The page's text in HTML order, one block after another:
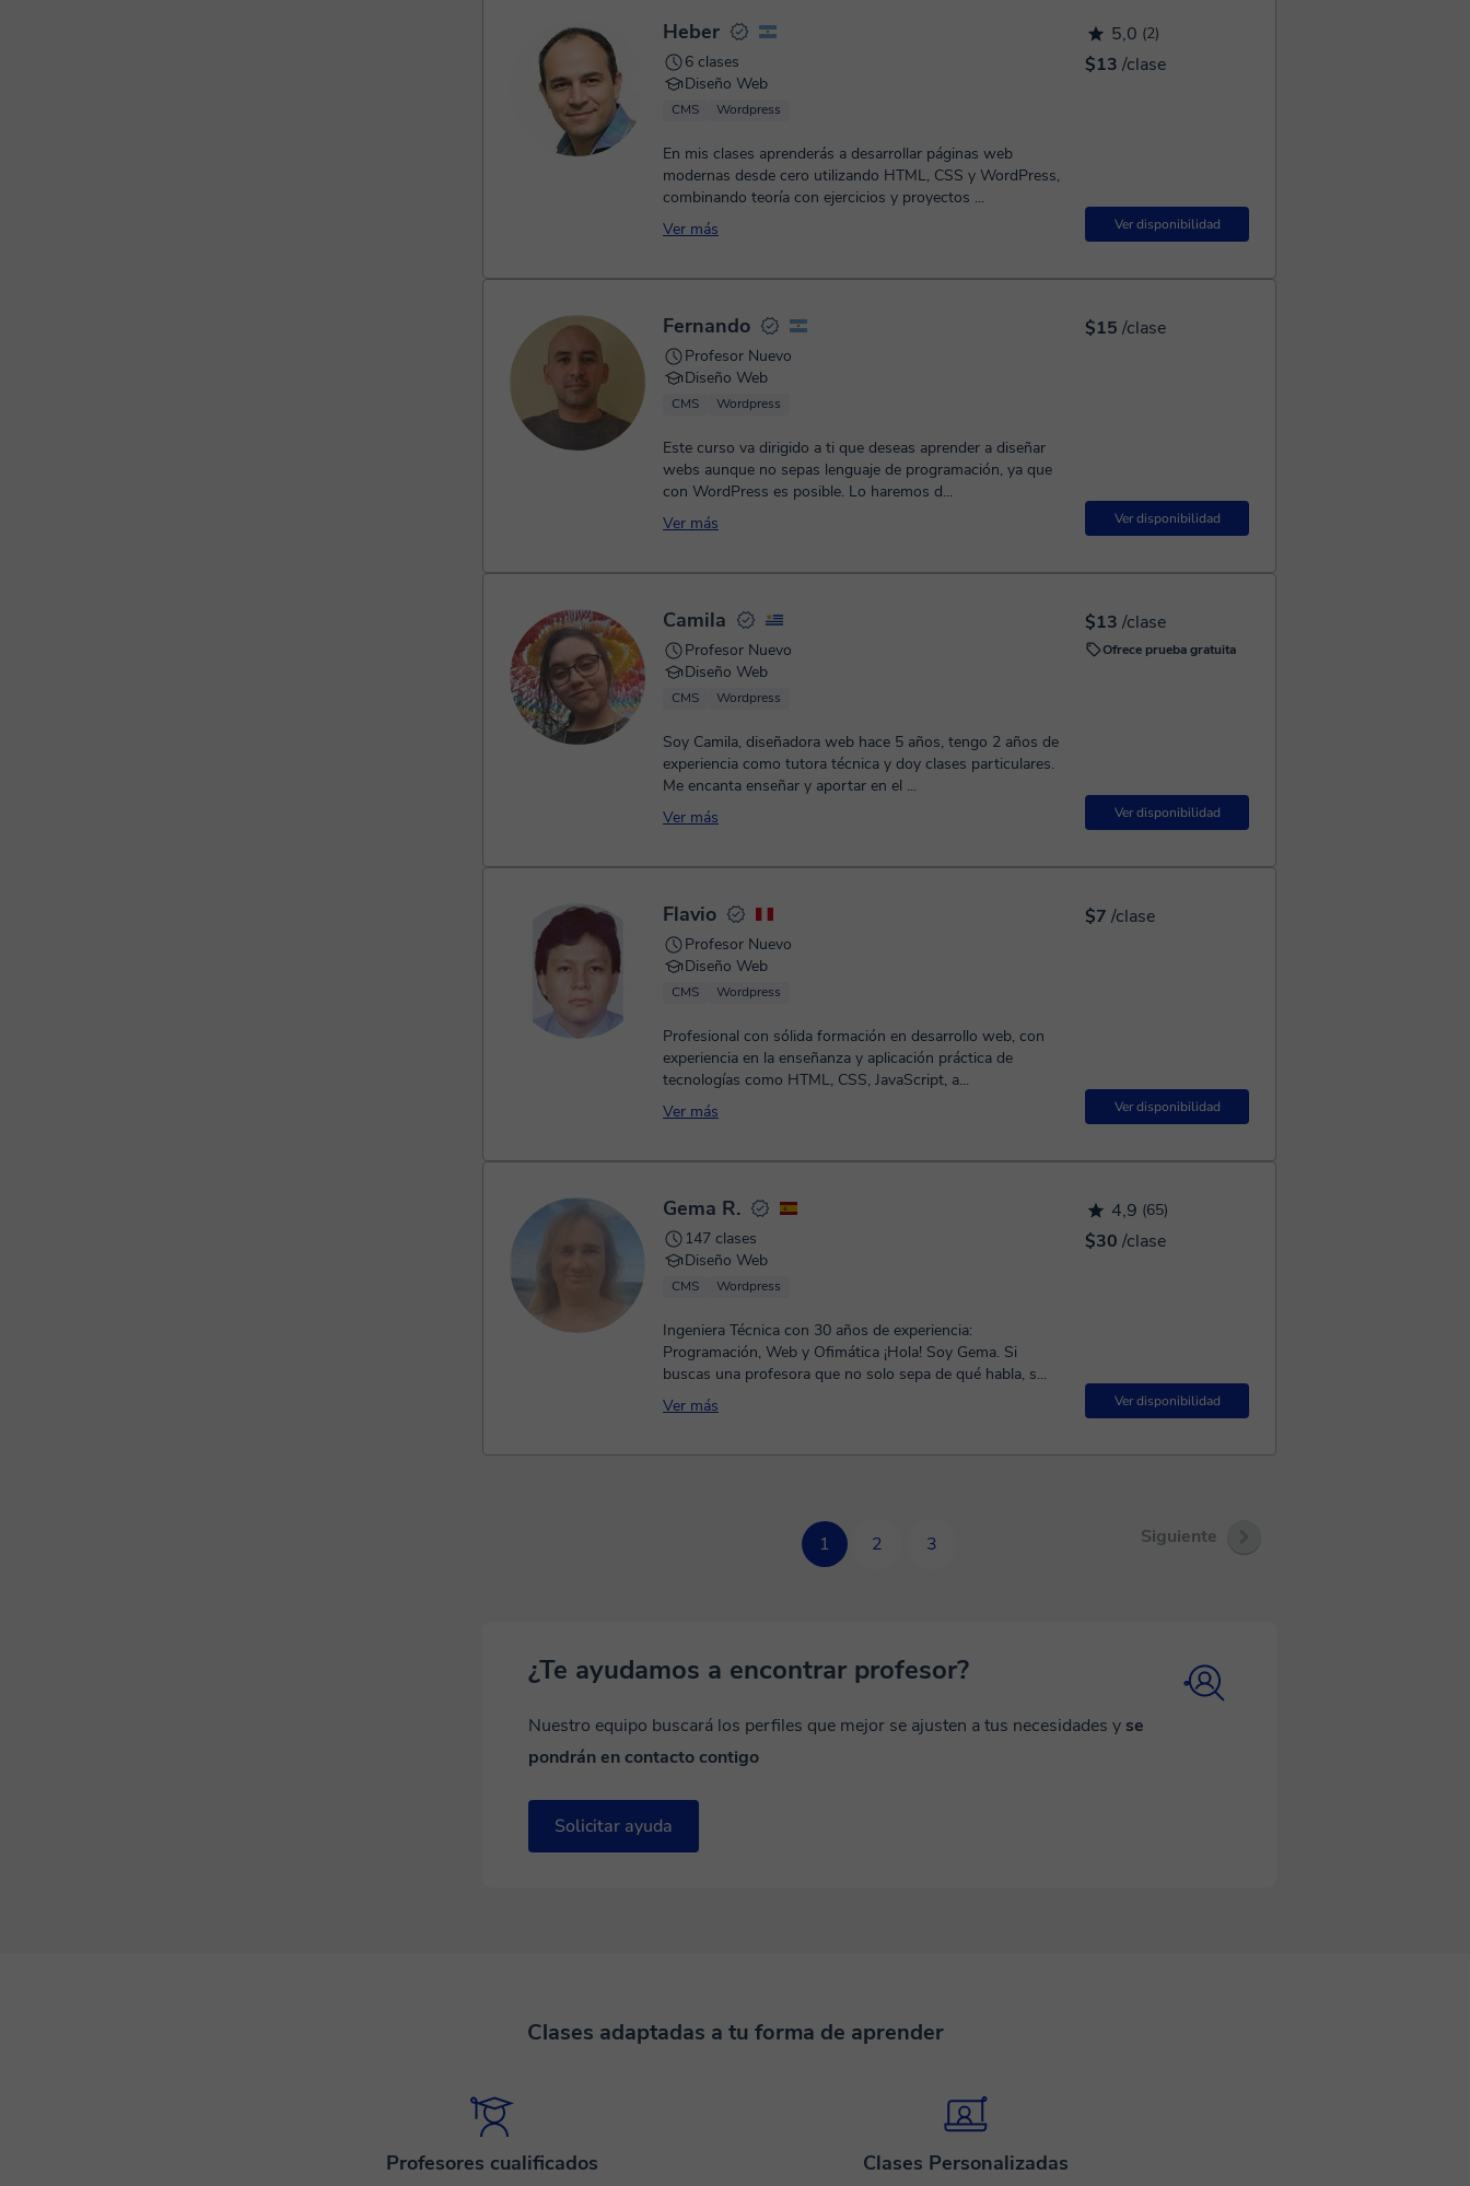
5,0 (2)
$13 /clase
Ver disponibilidad
Heber
6 clases
Diseño Web
CMS Wordpress
En mis clases aprenderás a desarrollar páginas web
modernas desde cero utilizando HTML, CSS y WordPress,
combinando teoría con ejercicios y proyectos ...
Ver más
$15 /clase
Ver disponibilidad
Fernando
Profesor Nuevo
Diseño Web
CMS Wordpress
Este curso va dirigido a ti que deseas aprender a diseñar
webs aunque no sepas lenguaje de programación, ya que
con WordPress es posible. Lo haremos d...
Ver más
$13 /clase
Ofrece prueba gratuita
Ver disponibilidad
Camila
Profesor Nuevo
Diseño Web
CMS Wordpress
Soy Camila, diseñadora web hace 5 años, tengo 2 años de
experiencia como tutora técnica y doy clases particulares.
Me encanta enseñar y aportar en el ...
Ver más
$7 /clase
Ver disponibilidad
Flavio
Profesor Nuevo
Diseño Web
CMS Wordpress
Profesional con sólida formación en desarrollo web, con
experiencia en la enseñanza y aplicación práctica de
tecnologías como HTML, CSS, JavaScript, a...
Ver más
4,9 (65)
$30 /clase
Ver disponibilidad
Gema R.
147 clases
Diseño Web
CMS Wordpress
Ingeniera Técnica con 30 años de experiencia:
Programación, Web y Ofimática ¡Hola! Soy Gema. Si
buscas una profesora que no solo sepa de qué habla, s...
Ver más
1 2 3 Siguiente
¿Te ayudamos a encontrar profesor?
Nuestro equipo buscará los perfiles que mejor se ajusten a tus necesidades y se
pondrán en contacto contigo
Solicitar ayuda
Clases adaptadas a tu forma de aprender
Profesores cualificados Clases Personalizadas